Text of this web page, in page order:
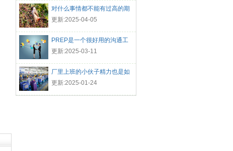
对什么事情都不能有过高的期
待
更新:2025-04-05
PREP是一个很好用的沟通工
具
更新:2025-03-11
厂里上班的小伙子精力也是如
此的
更新:2025-01-24